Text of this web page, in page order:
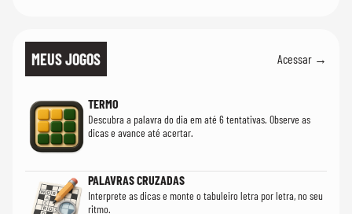
MEUS JOGOS Acessar →
TERMO
Descubra a palavra do dia em até 6 tentativas. Observe as
dicas e avance até acertar.
PALAVRAS CRUZADAS
Interprete as dicas e monte o tabuleiro letra por letra, no seu
ritmo.